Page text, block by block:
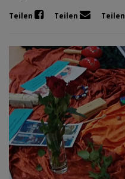
Teilen Teilen Teilen